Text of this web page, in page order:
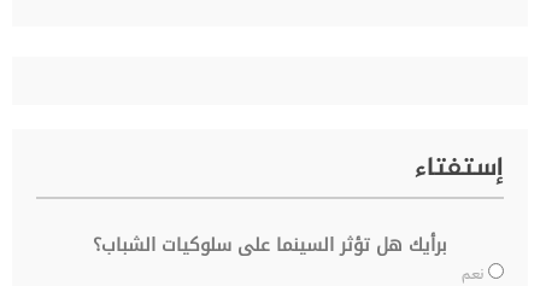
إستفتاء
برأيك هل تؤثر السينما على سلوكيات الشباب؟
نعم